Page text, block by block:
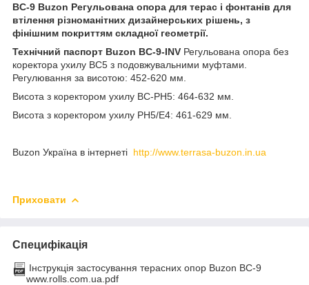
BC-9 Buzon Регульована опора для терас і фонтанів для
втілення різноманітних дизайнерських рішень, з
фінішним покриттям складної геометрії.
Технічний паспорт Buzon BC-9-INV Регульована опора без
коректора ухилу BC5 з подовжувальними муфтами.
Регулювання за висотою: 452-620 мм.
Висота з коректором ухилу BC-PH5: 464-632 мм.
Висота з коректором ухилу PH5/Е4: 461-629 мм.
Buzon Україна в інтернеті http://www.terrasa-buzon.in.ua
Приховати
Специфікація
Інструкція застосування терасних опор Buzon ВС-9
www.rolls.com.ua.pdf